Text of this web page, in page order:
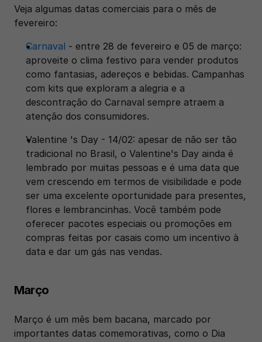
Veja algumas datas comerciais para o mês de
fevereiro:
Carnaval - entre 28 de fevereiro e 05 de março:
aproveite o clima festivo para vender produtos
como fantasias, adereços e bebidas. Campanhas
com kits que exploram a alegria e a
descontração do Carnaval sempre atraem a
atenção dos consumidores.
Valentine 's Day - 14/02: apesar de não ser tão
tradicional no Brasil, o Valentine's Day ainda é
lembrado por muitas pessoas e é uma data que
vem crescendo em termos de visibilidade e pode
ser uma excelente oportunidade para presentes,
flores e lembrancinhas. Você também pode
oferecer pacotes especiais ou promoções em
compras feitas por casais como um incentivo à
data e dar um gás nas vendas.
Março
Março é um mês bem bacana, marcado por
importantes datas comemorativas, como o Dia